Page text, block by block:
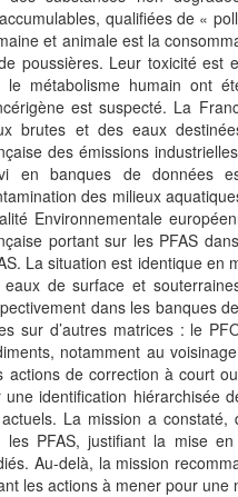
qualifiées de «
et animale est la
poussières. Leur toxicité est
le métabolisme humain ont
est suspecté. La
brutes et des eaux
des émissions
en banques de données
des milieux
Environnementale
portant sur les PFAS
La situation est identique en
eaux de surface et
dans les banques
sur d’autres matrices : le
notamment au
actions de correction à court
une identification hiérarchisée
La mission a constaté,
les PFAS, justifiant la mise
Au-delà, la mission
les actions à mener pour